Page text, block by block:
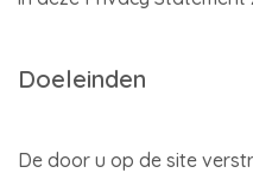
Doeleinden
De door u op de site